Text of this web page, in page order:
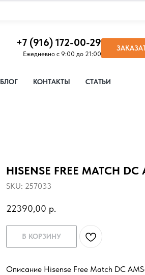
+7 (916) 172-00-29
Ежедневно с 9:00 до 21:00
БЛОГ КОНТАКТЫ СТАТЬИ
HISENSE FREE MATCH
SKU: 257033
22390,00 р.
В КОРЗИНУ
Описание Hisense Free Match DC